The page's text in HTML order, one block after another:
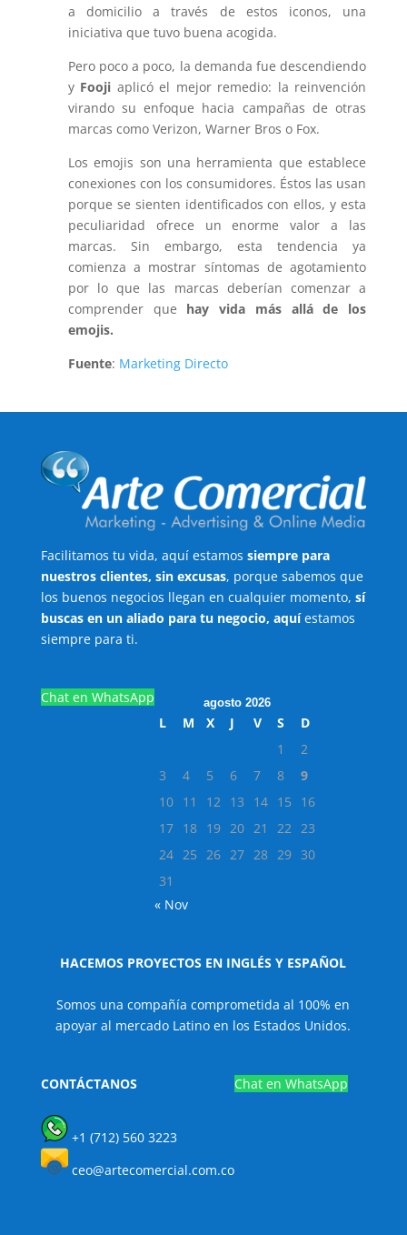
a domicilio a través de estos iconos, una
iniciativa que tuvo buena acogida.
Pero poco a poco, la demanda fue descendiendo
y Fooji aplicó el mejor remedio: la reinvención
virando su enfoque hacia campañas de otras
marcas como Verizon, Warner Bros o Fox.
Los emojis son una herramienta que establece
conexiones con los consumidores. Éstos las usan
porque se sienten identificados con ellos, y esta
peculiaridad ofrece un enorme valor a las
marcas. Sin embargo, esta tendencia ya
comienza a mostrar síntomas de agotamiento
por lo que las marcas deberían comenzar a
comprender que hay vida más allá de los
emojis.
Fuente: Marketing Directo
Facilitamos tu vida, aquí estamos siempre para
nuestros clientes, sin excusas, porque sabemos que
los buenos negocios llegan en cualquier momento, sí
buscas en un aliado para tu negocio, aquíestamos
siempre para ti.
Chat en WhatsApp agosto 2026
L M X J V S
D
1
2
3
4 5 6 7 8
9
10 11 12 13 14 15
16
17 18 19 20 21 22
23
24 25 26 27 28 29 30
31
« Nov
HACEMOS PROYECTOS EN INGLÉS Y ESPAÑOL
Somos una compañía comprometida al 100% en
apoyar al mercado Latino en los Estados Unidos.
CONTÁCTANOS
+1 (712) 560 3223
ceo@artecomercial.com.co
Chat en WhatsApp